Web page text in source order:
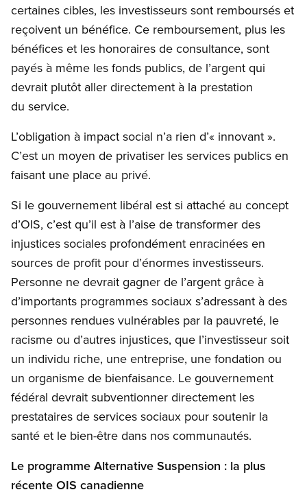
certaines cibles, les investisseurs sont remboursés et
reçoivent un bénéfice. Ce remboursement, plus les
bénéfices et les honoraires de consultance, sont
payés à même les fonds publics, de l’argent qui
devrait plutôt aller directement à la prestation
du service.
L’obligation à impact social n’a rien d’« innovant ».
C’est un moyen de privatiser les services publics en
faisant une place au privé.
Si le gouvernement libéral est si attaché au concept
d’OIS, c’est qu’il est à l’aise de transformer des
injustices sociales profondément enracinées en
sources de profit pour d’énormes investisseurs.
Personne ne devrait gagner de l’argent grâce à
d’importants programmes sociaux s’adressant à des
personnes rendues vulnérables par la pauvreté, le
racisme ou d’autres injustices, que l’investisseur soit
un individu riche, une entreprise, une fondation ou
un organisme de bienfaisance. Le gouvernement
fédéral devrait subventionner directement les
prestataires de services sociaux pour soutenir la
santé et le bien-être dans nos communautés.
Le programme Alternative Suspension : la plus
récente OIS canadienne